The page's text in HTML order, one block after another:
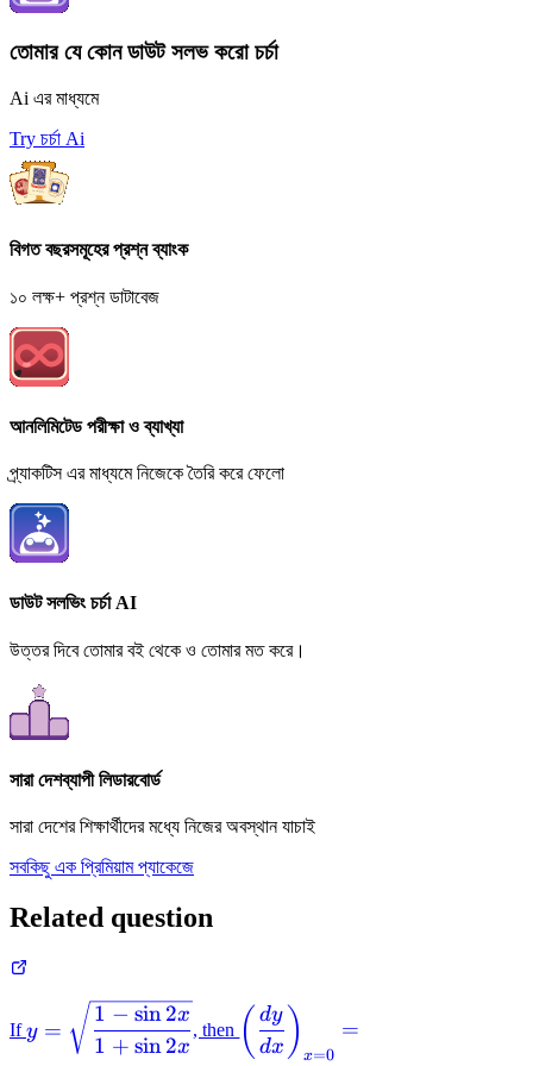
\sec
তোমার যে কোন ডাউট সলভ করো চর্চা
Ai এর মাধ্যমে
Try চর্চা Ai
বিগত বছরসমূহের প্রশ্ন ব্যাংক
১০ লক্ষ+ প্রশ্ন ডাটাবেজ
আনলিমিটেড পরীক্ষা ও ব্যাখ্যা
প্র্যাকটিস এর মাধ্যমে নিজেকে তৈরি করে ফেলো
ডাউট সলভিং চর্চা AI
উত্তর দিবে তোমার বই থেকে ও তোমার মত করে।
সারা দেশব্যাপী লিডারবোর্ড
সারা দেশের শিক্ষার্থীদের মধ্যে নিজের অবস্থান যাচাই
সবকিছু এক প্রিমিয়াম প্যাকেজে
Related question
If
y=\sqrt{\dfrac{1-
\sin 2x}{1+\sin
y =
1 + sin2x
1 − sin2x
, then
\left(\dfrac{dy}
{dx}\right)_{x=0}=
( dx
dy ) x=0
=